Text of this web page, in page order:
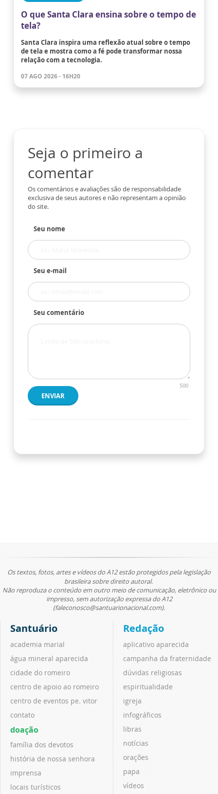
O que Santa Clara ensina sobre o tempo de
tela?
Santa Clara inspira uma reflexão atual sobre o tempo
de tela e mostra como a fé pode transformar nossa
relação com a tecnologia.
07 AGO 2026 - 16H20
Seja o primeiro a
comentar
Os comentários e avaliações são de responsabilidade
exclusiva de seus autores e não representam a opinião
do site.
Seu nome
Seu e-mail
Seu comentário
500
ENVIAR
Os textos, fotos, artes e vídeos do A12 estão protegidos pela legislação
brasileira sobre direito autoral.
Não reproduza o conteúdo em outro meio de comunicação, eletrônico ou
impresso, sem autorização expressa do A12
(faleconosco@santuarionacional.com).
Santuário
academia marial
água mineral aparecida
cidade do romeiro
centro de apoio ao romeiro
centro de eventos pe. vitor
contato
doação
família dos devotos
história de nossa senhora
imprensa
locais turísticos
Redação
aplicativo aparecida
campanha da fraternidade
dúvidas religiosas
espiritualidade
igreja
infográficos
libras
notícias
orações
papa
vídeos